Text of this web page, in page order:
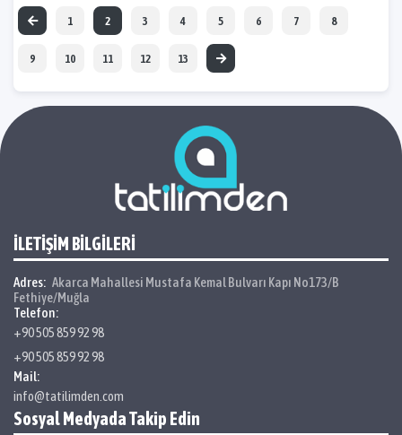
1 2 3 4 5 6 7 8
9 10 11 12 13
İLETİŞİM BİLGİLERİ
Adres: Akarca Mahallesi Mustafa Kemal Bulvarı Kapı No173/B
Fethiye/Muğla
Telefon:
+90 505 859 92 98
+90 505 859 92 98
Mail:
info@tatilimden.com
Sosyal Medyada Takip Edin